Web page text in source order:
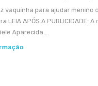
vaquinha para ajudar menino
LEIA APÓS A PUBLICIDADE: A
Aparecida ...